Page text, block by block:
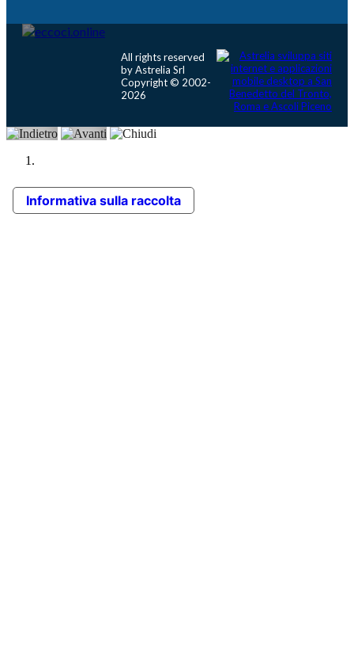
All rights reserved
by Astrelia Srl
Copyright © 2002-
2026
Informativa sulla raccolta